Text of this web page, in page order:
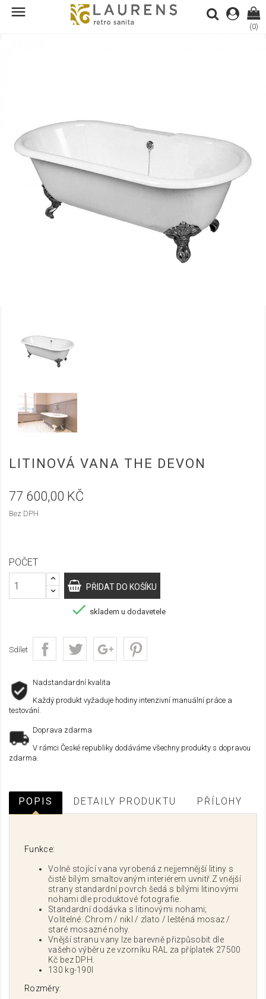

(0)
LITINOVÁ VANA THE DEVON
77 600,00 KČ
Bez DPH
POČET
PŘIDAT DO KOŠÍKU
 skladem u dodavetele
Sdílet
Nadstandardní kvalita
Každý produkt vyžaduje hodiny intenzivní manuální práce a
testování.
Doprava zdarma
V rámci České republiky dodáváme všechny produkty s dopravou
zdarma.
POPIS DETAILY PRODUKTU PŘÍLOHY
Funkce:
Volně stojící vana vyrobená z nejjemnější litiny s
čistě bílým smaltovaným interiérem uvnitř.Z vnější
strany standardní povrch šedá s bílými litinovými
nohami dle produktové fotografie.
Standardní dodávka s litinovými nohami;
Volitelné: Chrom / nikl / zlato / leštěná mosaz /
staré mosazné nohy.
Vnější stranu vany lze barevně přizpůsobit dle
vašeho výběru ze vzorníku RAL za příplatek 27500
Kč bez DPH.
130 kg-190l
Rozměry: